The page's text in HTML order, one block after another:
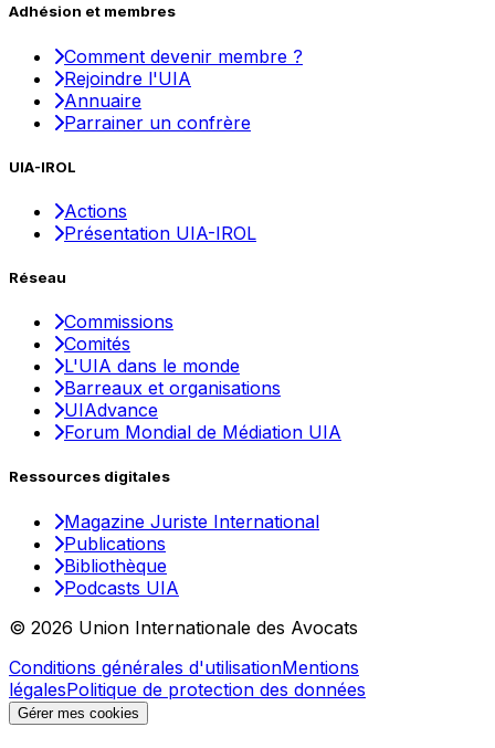
Adhésion et membres
Comment devenir membre ?
Rejoindre l'UIA
Annuaire
Parrainer un confrère
UIA-IROL
Actions
Présentation UIA-IROL
Réseau
Commissions
Comités
L'UIA dans le monde
Barreaux et organisations
UIAdvance
Forum Mondial de Médiation UIA
Ressources digitales
Magazine Juriste International
Publications
Bibliothèque
Podcasts UIA
© 2026 Union Internationale des Avocats
Conditions générales d'utilisationMentions
légalesPolitique de protection des données
Gérer mes cookies